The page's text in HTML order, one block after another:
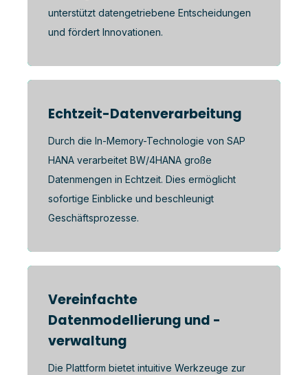
unterstützt datengetriebene Entscheidungen
und fördert Innovationen.
Echtzeit-Datenverarbeitung
Durch die In-Memory-Technologie von SAP
HANA verarbeitet BW/4HANA große
Datenmengen in Echtzeit. Dies ermöglicht
sofortige Einblicke und beschleunigt
Geschäftsprozesse.
Vereinfachte
Datenmodellierung und -
verwaltung
Die Plattform bietet intuitive Werkzeuge zur